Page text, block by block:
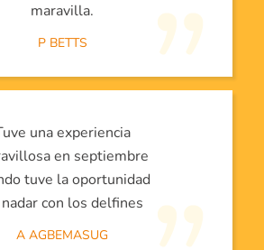
maravilla.
P BETTS
una experiencia
en septiembre
tuve la oportunidad
con los delfines
A AGBEMASUG